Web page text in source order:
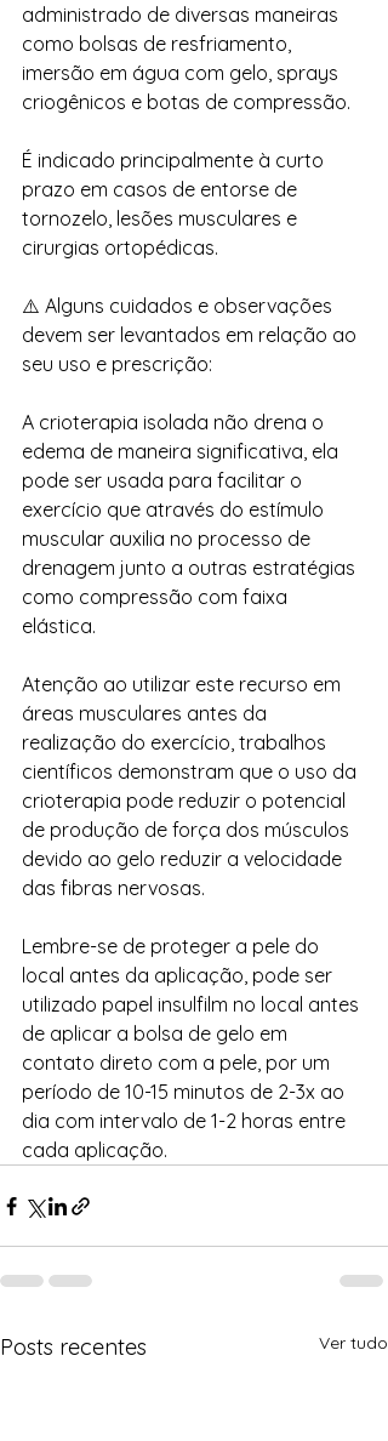
administrado de diversas maneiras
como bolsas de resfriamento,
imersão em água com gelo, sprays
criogênicos e botas de compressão.
É indicado principalmente à curto
prazo em casos de entorse de
tornozelo, lesões musculares e
cirurgias ortopédicas.
⚠️ Alguns cuidados e observações
devem ser levantados em relação ao
seu uso e prescrição:
A crioterapia isolada não drena o
edema de maneira significativa, ela
pode ser usada para facilitar o
exercício que através do estímulo
muscular auxilia no processo de
drenagem junto a outras estratégias
como compressão com faixa
elástica.
Atenção ao utilizar este recurso em
áreas musculares antes da
realização do exercício, trabalhos
científicos demonstram que o uso da
crioterapia pode reduzir o potencial
de produção de força dos músculos
devido ao gelo reduzir a velocidade
das fibras nervosas.
Lembre-se de proteger a pele do
local antes da aplicação, pode ser
utilizado papel insulfilm no local antes
de aplicar a bolsa de gelo em
contato direto com a pele, por um
período de 10-15 minutos de 2-3x ao
dia com intervalo de 1-2 horas entre
cada aplicação.
Posts recentes Ver tudo